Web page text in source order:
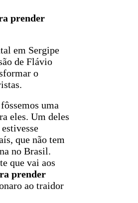
prender
em Sergipe
de Flávio
o
uma
eles. Um deles
que não tem
no Brasil.
que vai aos
prender
ao traidor